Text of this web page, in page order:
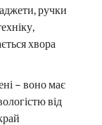
ручки
хвора
– воно має
від